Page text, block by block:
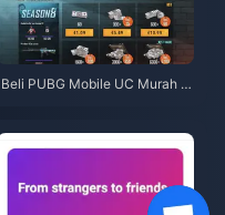
Beli PUBG Mobile UC Murah u
aik & Tambah Nilai Selamat